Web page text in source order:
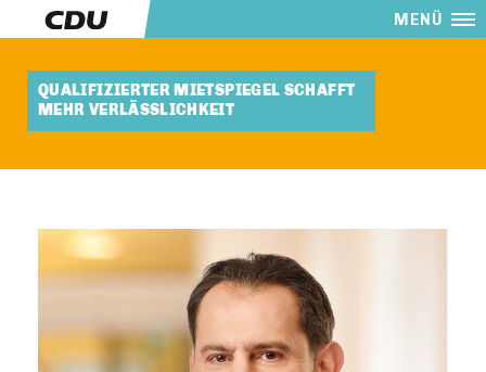
MENÜ
QUALIFIZIERTER MIETSPIEGEL SCHAFFT
MEHR VERLÄSSLICHKEIT